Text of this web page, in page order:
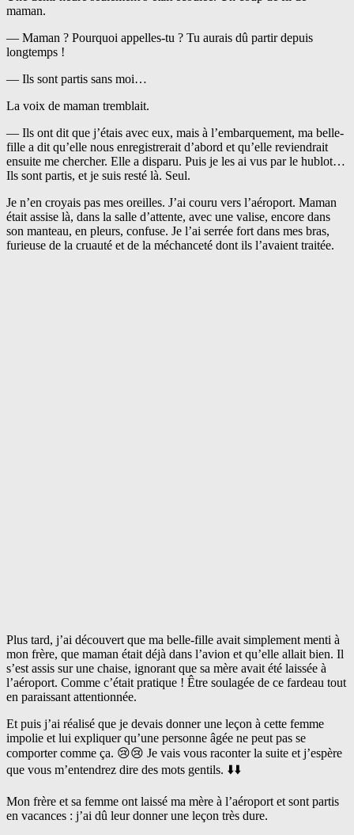
maman.
— Maman ? Pourquoi appelles-tu ? Tu aurais dû partir depuis
longtemps !
— Ils sont partis sans moi…
La voix de maman tremblait.
— Ils ont dit que j’étais avec eux, mais à l’embarquement, ma belle-
fille a dit qu’elle nous enregistrerait d’abord et qu’elle reviendrait
ensuite me chercher. Elle a disparu. Puis je les ai vus par le hublot…
Ils sont partis, et je suis resté là. Seul.
Je n’en croyais pas mes oreilles. J’ai couru vers l’aéroport. Maman
était assise là, dans la salle d’attente, avec une valise, encore dans
son manteau, en pleurs, confuse. Je l’ai serrée fort dans mes bras,
furieuse de la cruauté et de la méchanceté dont ils l’avaient traitée.
Plus tard, j’ai découvert que ma belle-fille avait simplement menti à
mon frère, que maman était déjà dans l’avion et qu’elle allait bien. Il
s’est assis sur une chaise, ignorant que sa mère avait été laissée à
l’aéroport. Comme c’était pratique ! Être soulagée de ce fardeau tout
en paraissant attentionnée.
Et puis j’ai réalisé que je devais donner une leçon à cette femme
impolie et lui expliquer qu’une personne âgée ne peut pas se
comporter comme ça. 😢😢 Je vais vous raconter la suite et j’espère
que vous m’entendrez dire des mots gentils. ⬇️⬇️
Mon frère et sa femme ont laissé ma mère à l’aéroport et sont partis
en vacances : j’ai dû leur donner une leçon très dure.